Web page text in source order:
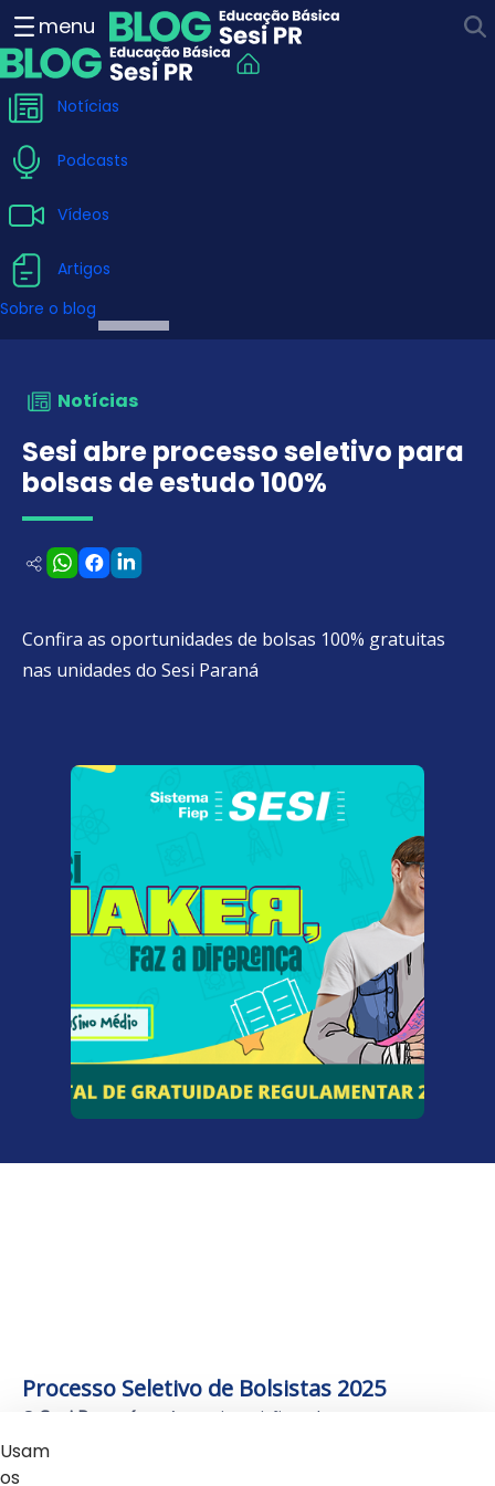
Sesi abre processo
menu
Notícias
Podcasts
Vídeos
Artigos
Sobre o blog
Notícias
Sesi abre processo seletivo para
bolsas de estudo 100%
Confira as oportunidades de bolsas 100% gratuitas
nas unidades do Sesi Paraná
Processo Seletivo de Bolsistas 2025
O Sesi Paraná está com inscrições abertas para
oProcesso Seletivo de Bolsistas 2025
Usam
os